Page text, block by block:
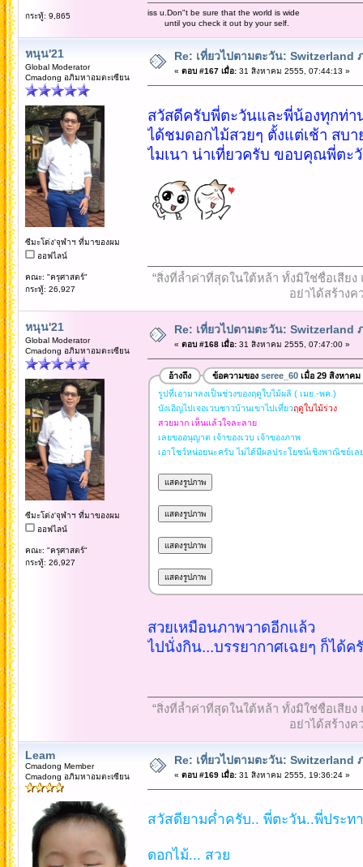
กระทู้: 9,865
iss u.Don"t be sure that the world is wide
until you check it out by your self.
หนุน'21
Global Moderator
Cmadong อภิมหาอมตะเซียน
ซีมะโด่ง'จุฬาฯ ที่มาของผม
ออฟไลน์
คณะ: "ครุศาสตร์"
กระทู้: 26,927
Re: เที่ยวไปตามตะวัน: Switzerland
« ตอบ #167 เมื่อ:31 สิงหาคม 2555, 07:44:13 »
สวัสดีครับพี่ตะวันและพี่น้องทุกท่า
ได้ชมดอกไม้สวยๆ ตั้งแต่เช้า สบา
ไมเนา น่าเที่ยวครับ ขอบคุณพี่ตะ
“สิ่งที่ล้ำค่าที่สุดในใต้หล้า ทั้งมิใช่ชื่อเสีย
อย่าได้สร้างค
หนุน'21
Global Moderator
Cmadong อภิมหาอมตะเซียน
ซีมะโด่ง'จุฬาฯ ที่มาของผม
ออฟไลน์
คณะ: "ครุศาสตร์"
กระทู้: 26,927
Re: เที่ยวไปตามตะวัน: Switzerland
« ตอบ #168 เมื่อ:31 สิงหาคม 2555, 07:47:00 »
อ้างถึง ข้อความของ seree_60เมื่อ 29 สิงหาคม
รูปที่เอามาลงเป็นช่วงของฤดูใบไม้ผลิ ( เมย.-พค.)
บังเอิญไปเจอเวบชาวบ้านเขาไปเที่ยวฤดูใบไม้ร่วง
สวยมาก เห็นแล้วใจละลาย
เลยขออนุญาต เจ้าของเวบ เจ้าของภาพ
เอาโชว์หน่อยนะครับ ไม่ได้มีผลประโยชน์เชิงพาณิชย์เล
สวยเหมือนภาพวาดอีกแล้ว
ไปนั่งกิน...บรรยากาศเฉยๆ ก็ได้ค
“สิ่งที่ล้ำค่าที่สุดในใต้หล้า ทั้งมิใช่ชื่อเสีย
อย่าได้สร้างค
Leam
Cmadong Member
Cmadong อภิมหาอมตะเซียน
Re: เที่ยวไปตามตะวัน: Switzerland
« ตอบ #169 เมื่อ:31 สิงหาคม 2555, 19:36:24 »
สวัสดียามค่ำครับ.. พี่ตะวัน..พี่ประ
ดอกไม้... สวย